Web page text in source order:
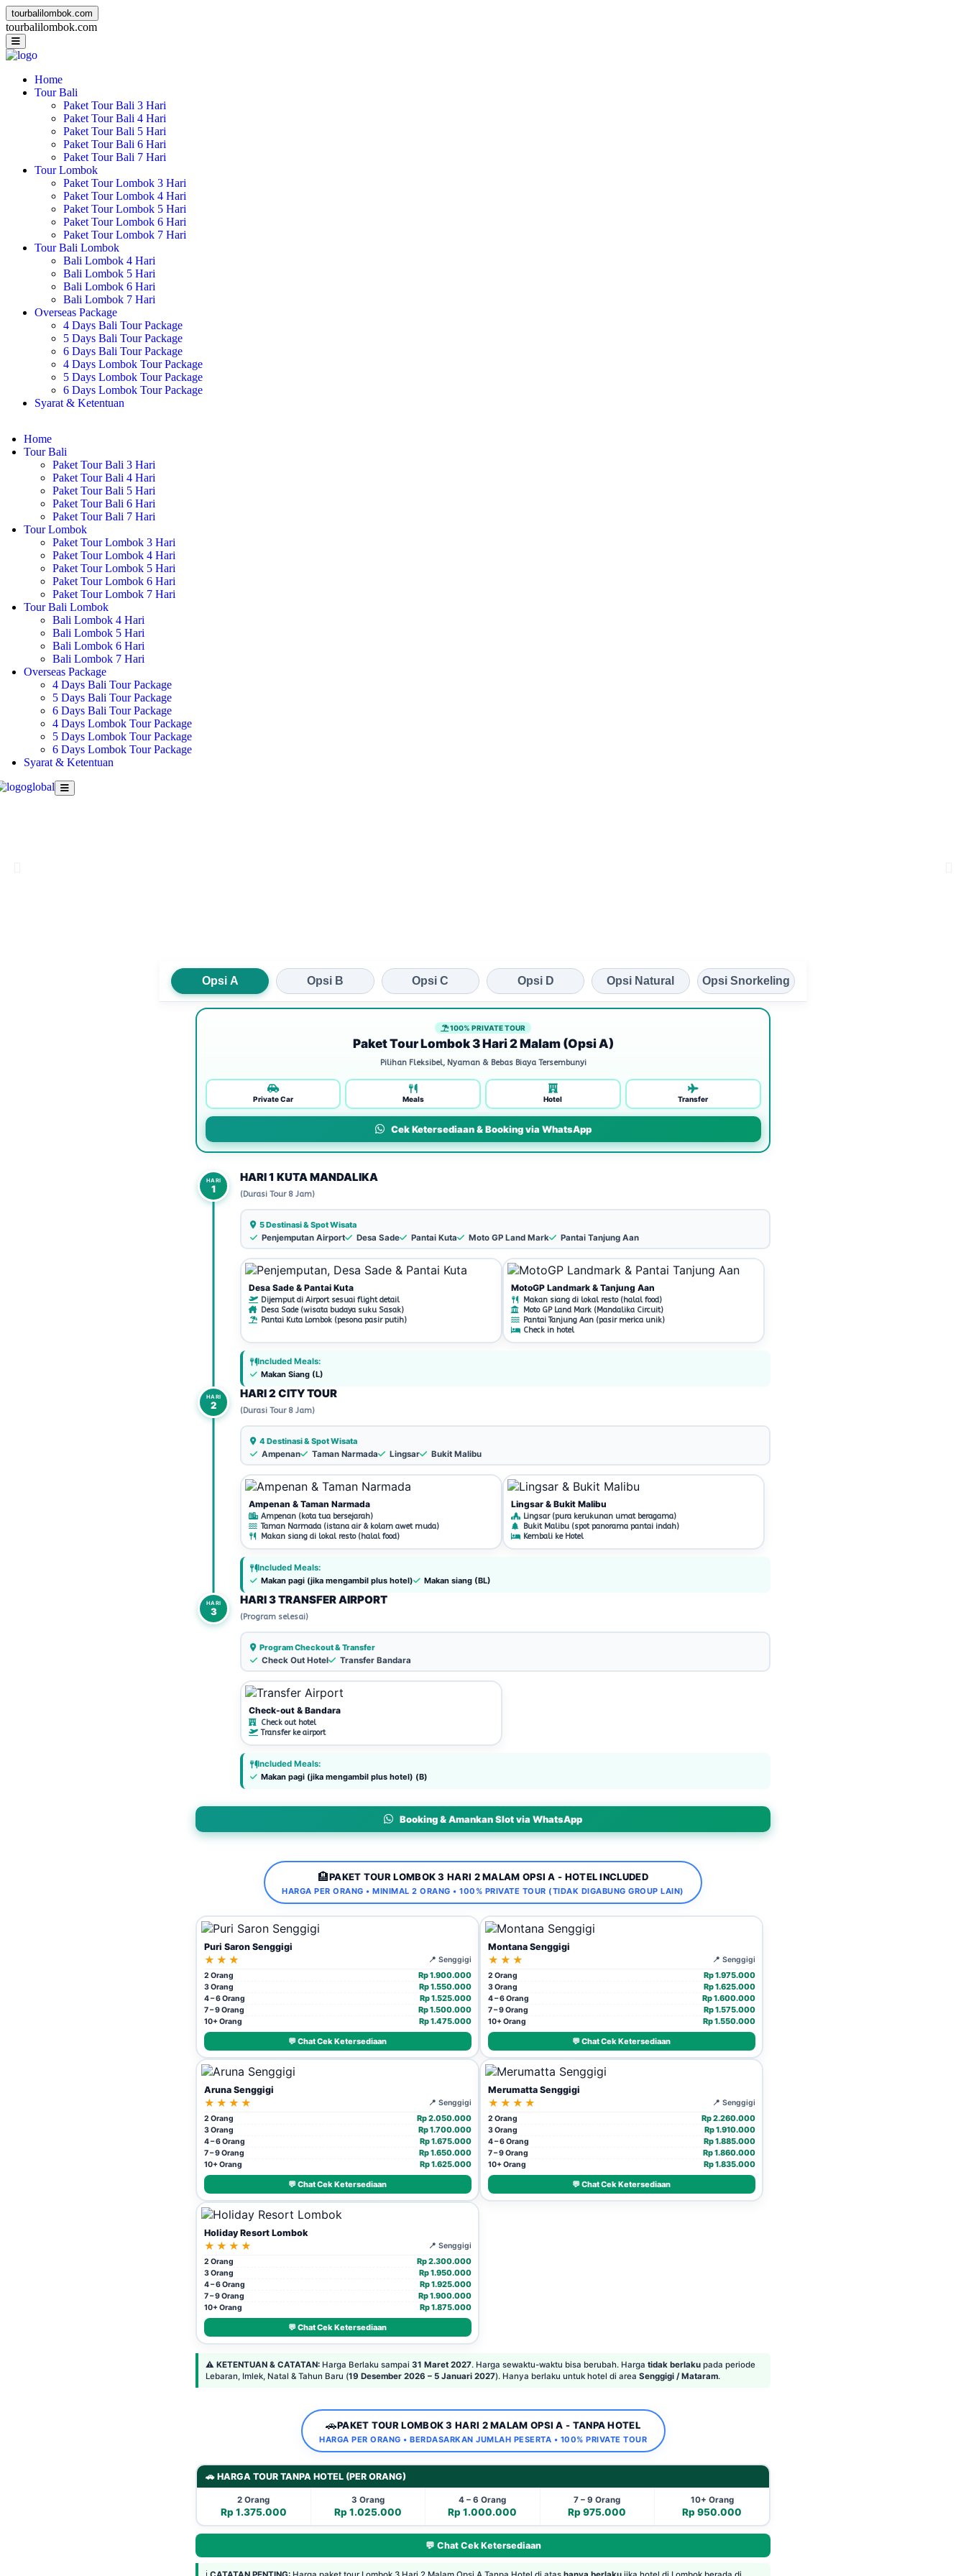
tourbalilombok.com
tourbalilombok.com
Home
Tour Bali
Paket Tour Bali 3 Hari
Paket Tour Bali 4 Hari
Paket Tour Bali 5 Hari
Paket Tour Bali 6 Hari
Paket Tour Bali 7 Hari
Tour Lombok
Paket Tour Lombok 3 Hari
Paket Tour Lombok 4 Hari
Paket Tour Lombok 5 Hari
Paket Tour Lombok 6 Hari
Paket Tour Lombok 7 Hari
Tour Bali Lombok
Bali Lombok 4 Hari
Bali Lombok 5 Hari
Bali Lombok 6 Hari
Bali Lombok 7 Hari
Overseas Package
4 Days Bali Tour Package
5 Days Bali Tour Package
6 Days Bali Tour Package
4 Days Lombok Tour Package
5 Days Lombok Tour Package
6 Days Lombok Tour Package
Syarat & Ketentuan
Home
Tour Bali
Paket Tour Bali 3 Hari
Paket Tour Bali 4 Hari
Paket Tour Bali 5 Hari
Paket Tour Bali 6 Hari
Paket Tour Bali 7 Hari
Tour Lombok
Paket Tour Lombok 3 Hari
Paket Tour Lombok 4 Hari
Paket Tour Lombok 5 Hari
Paket Tour Lombok 6 Hari
Paket Tour Lombok 7 Hari
Tour Bali Lombok
Bali Lombok 4 Hari
Bali Lombok 5 Hari
Bali Lombok 6 Hari
Bali Lombok 7 Hari
Overseas Package
4 Days Bali Tour Package
5 Days Bali Tour Package
6 Days Bali Tour Package
4 Days Lombok Tour Package
5 Days Lombok Tour Package
6 Days Lombok Tour Package
Syarat & Ketentuan
Opsi A Opsi B Opsi C Opsi D Opsi Natural Opsi Snorkeling
100% PRIVATE TOUR
Paket Tour Lombok 3 Hari 2 Malam (Opsi A)
Pilihan Fleksibel, Nyaman & Bebas Biaya Tersembunyi
Private Car Meals Hotel Transfer
Cek Ketersediaan & Booking via WhatsApp
HARI
1
HARI 1 KUTA MANDALIKA
(Durasi Tour 8 Jam)
5 Destinasi & Spot Wisata
Penjemputan Airport
Desa Sade Pantai Kuta Moto GP Land Mark Pantai Tanjung Aan
Desa Sade & Pantai Kuta
Dijemput di Airport sesuai flight detail
Desa Sade (wisata budaya suku Sasak)
Pantai Kuta Lombok (pesona pasir putih)
MotoGP Landmark & Tanjung Aan
Makan siang di lokal resto (halal food)
Moto GP Land Mark (Mandalika Circuit)
Pantai Tanjung Aan (pasir merica unik)
Check in hotel
Included Meals:
Makan Siang (L)
HARI
2
HARI 2 CITY TOUR
(Durasi Tour 8 Jam)
4 Destinasi & Spot Wisata
Ampenan
Taman Narmada Lingsar Bukit Malibu
Ampenan & Taman Narmada
Ampenan (kota tua bersejarah)
Taman Narmada (istana air & kolam awet muda)
Makan siang di lokal resto (halal food)
Lingsar & Bukit Malibu
Lingsar (pura kerukunan umat beragama)
Bukit Malibu (spot panorama pantai indah)
Kembali ke Hotel
Included Meals:
Makan pagi (jika mengambil plus hotel)
Makan siang (BL)
HARI
3
HARI 3 TRANSFER AIRPORT
(Program selesai)
Program Checkout & Transfer
Check Out Hotel
Transfer Bandara
Check-out & Bandara
Check out hotel
Transfer ke airport
Included Meals:
Makan pagi (jika mengambil plus hotel) (B)
Booking & Amankan Slot via WhatsApp
🏨PAKET TOUR LOMBOK 3 HARI 2 MALAM OPSI A - HOTEL INCLUDED
HARGA PER ORANG • MINIMAL 2 ORANG • 100% PRIVATE TOUR (TIDAK DIGABUNG GROUP LAIN)
Puri Saron Senggigi
★★★
📍 Senggigi
2 Orang
Rp 1.900.000
3 Orang Rp 1.550.000
4 – 6 Orang Rp 1.525.000
7 – 9 Orang Rp 1.500.000
10+ Orang
Rp 1.475.000
💬 Chat Cek Ketersediaan
Montana Senggigi
★★★
📍 Senggigi
2 Orang
Rp 1.975.000
3 Orang Rp 1.625.000
4 – 6 Orang Rp 1.600.000
7 – 9 Orang Rp 1.575.000
10+ Orang
Rp 1.550.000
💬 Chat Cek Ketersediaan
Aruna Senggigi
★★★★
📍 Senggigi
2 Orang
Rp 2.050.000
3 Orang Rp 1.700.000
4 – 6 Orang Rp 1.675.000
7 – 9 Orang Rp 1.650.000
10+ Orang
Rp 1.625.000
💬 Chat Cek Ketersediaan
Merumatta Senggigi
★★★★
📍 Senggigi
2 Orang
Rp 2.260.000
3 Orang Rp 1.910.000
4 – 6 Orang Rp 1.885.000
7 – 9 Orang Rp 1.860.000
10+ Orang
Rp 1.835.000
💬 Chat Cek Ketersediaan
Holiday Resort Lombok
★★★★
📍 Senggigi
2 Orang
Rp 2.300.000
3 Orang Rp 1.950.000
4 – 6 Orang Rp 1.925.000
7 – 9 Orang Rp 1.900.000
10+ Orang
Rp 1.875.000
💬 Chat Cek Ketersediaan
⚠️ KETENTUAN & CATATAN: Harga Berlaku sampai 31 Maret 2027. Harga sewaktu-waktu bisa berubah. Harga tidak berlaku pada periode
Lebaran, Imlek, Natal & Tahun Baru (19 Desember 2026 – 5 Januari 2027). Hanya berlaku untuk hotel di area Senggigi / Mataram.
🚗PAKET TOUR LOMBOK 3 HARI 2 MALAM OPSI A - TANPA HOTEL
HARGA PER ORANG • BERDASARKAN JUMLAH PESERTA • 100% PRIVATE TOUR
🚗 HARGA TOUR TANPA HOTEL (PER ORANG)
2 Orang
Rp 1.375.000
3 Orang
Rp 1.025.000
4 – 6 Orang
Rp 1.000.000
7 – 9 Orang
Rp 975.000
10+ Orang
Rp 950.000
💬 Chat Cek Ketersediaan